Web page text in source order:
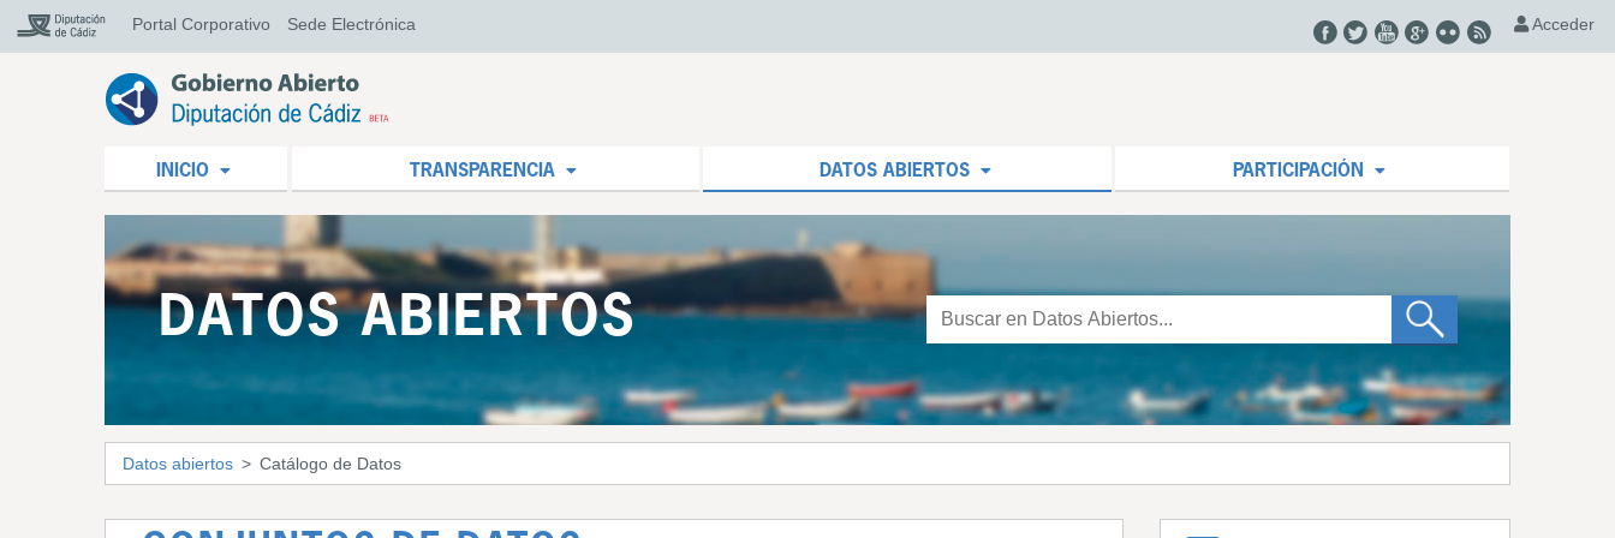
Portal Corporativo Sede Electrónica Acceder
INICIO TRANSPARENCIA DATOS ABIERTOS PARTICIPACIÓN
DATOS ABIERTOS
Datos abiertos Catálogo de Datos